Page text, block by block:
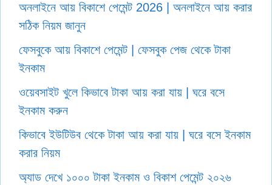
অনলাইনে আয় বিকাশে পেমেন্ট 2026 | অনলাইনে আয় করার
সঠিক নিয়ম জানুন
ফেসবুকে আয় বিকাশে পেমেন্ট | ফেসবুক পেজ থেকে টাকা
ইনকাম
ওয়েবসাইট খুলে কিভাবে টাকা আয় করা যায় | ঘরে বসে
ইনকাম করুন
কিভাবে ইউটিউব থেকে টাকা আয় করা যায় | ঘরে বসে ইনকাম
করার নিয়ম
অ্যাড দেখে ১০০০ টাকা ইনকাম ও বিকাশ পেমেন্ট ২০২৬